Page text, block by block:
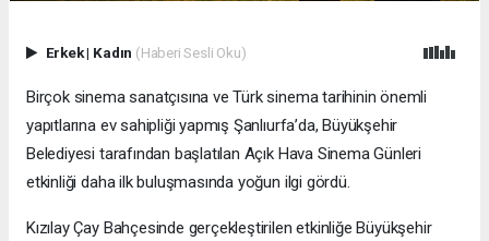
Erkek| Kadın (Haberi Sesli Oku)
Birçok sinema sanatçısına ve Türk sinema tarihinin önemli
yapıtlarına ev sahipliği yapmış Şanlıurfa’da, Büyükşehir
Belediyesi tarafından başlatılan Açık Hava Sinema Günleri
etkinliği daha ilk buluşmasında yoğun ilgi gördü.
Kızılay Çay Bahçesinde gerçekleştirilen etkinliğe Büyükşehir